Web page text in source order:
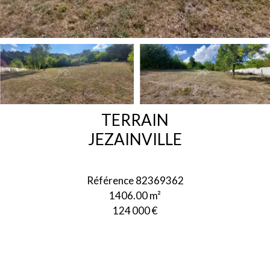
TERRAIN
JEZAINVILLE
Référence82369362
1406.00m²
124 000 €